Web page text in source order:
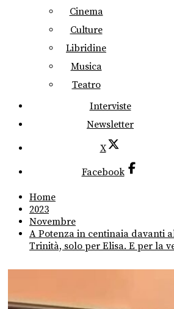
Cinema
Culture
Libridine
Musica
Teatro
Interviste
Newsletter
X
Facebook
Home
2023
Novembre
A Potenza in centinaia davanti
Trinità, solo per Elisa. E per la